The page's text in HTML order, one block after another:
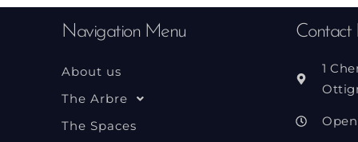
Navigation Menu
About us
The Arbre
The Spaces
Contact
1